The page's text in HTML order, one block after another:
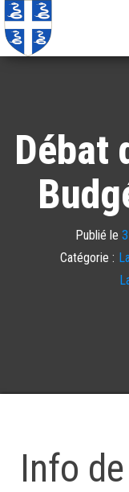
Débat
Publié le
Catégorie :
Info